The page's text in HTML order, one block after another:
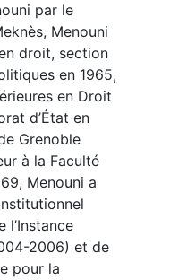
par le
Menouni
droit, section
en 1965,
en Droit
d’État en
Grenoble
à la Faculté
Menouni a
l’Instance
2006) et de
pour la